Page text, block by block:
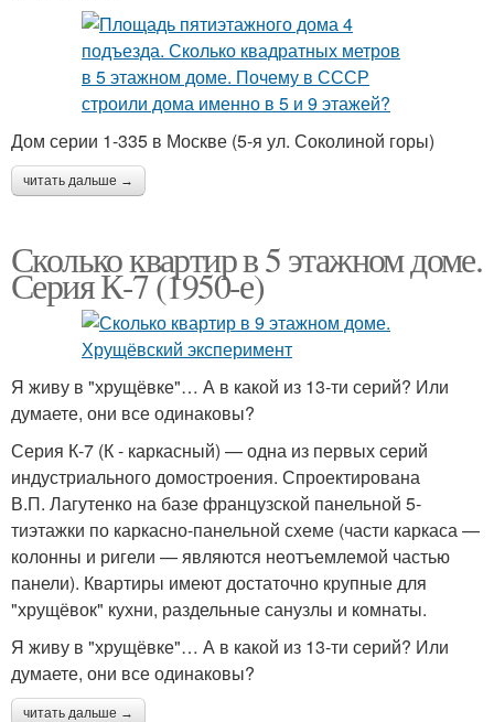
Дом серии 1-335 в Москве (5-я ул. Соколиной горы)
читать дальше →
Сколько квартир в 5 этажном доме.
Серия К-7 (1950-е)
Я живу в "хрущёвке"… А в какой из 13-ти серий? Или
думаете, они все одинаковы?
Серия К-7 (К - каркасный) — одна из первых серий
индустриального домостроения. Спроектирована
В.П. Лагутенко на базе французской панельной 5-
тиэтажки по каркасно-панельной схеме (части каркаса —
колонны и ригели — являются неотъемлемой частью
панели). Квартиры имеют достаточно крупные для
"хрущёвок" кухни, раздельные санузлы и комнаты.
Я живу в "хрущёвке"… А в какой из 13-ти серий? Или
думаете, они все одинаковы?
читать дальше →